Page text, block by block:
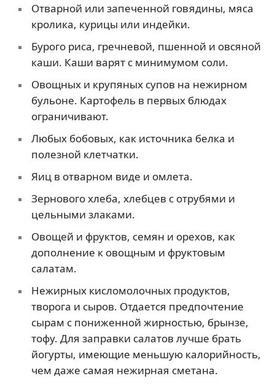
Отварной или запеченной говядины, мяса
кролика, курицы или индейки.
Бурого риса, гречневой, пшенной и овсяной
каши. Каши варят с минимумом соли.
Овощных и крупяных супов на нежирном
бульоне. Картофель в первых блюдах
ограничивают.
Любых бобовых, как источника белка и
полезной клетчатки.
Яиц в отварном виде и омлета.
Зернового хлеба, хлебцев с отрубями и
цельными злаками.
Овощей и фруктов, семян и орехов, как
дополнение к овощным и фруктовым
салатам.
Нежирных кисломолочных продуктов,
творога и сыров. Отдается предпочтение
сырам с пониженной жирностью, брынзе,
тофу. Для заправки салатов лучше брать
йогурты, имеющие меньшую калорийность,
чем даже самая нежирная сметана.